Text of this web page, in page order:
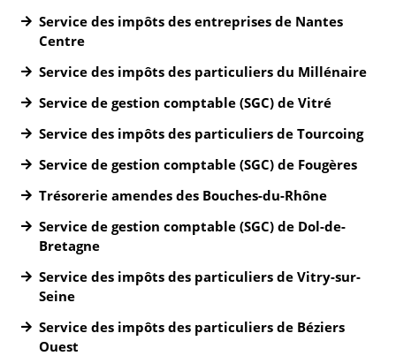
Service des impôts des entreprises de Nantes
Centre
Service des impôts des particuliers du Millénaire
Service de gestion comptable (SGC) de Vitré
Service des impôts des particuliers de Tourcoing
Service de gestion comptable (SGC) de Fougères
Trésorerie amendes des Bouches-du-Rhône
Service de gestion comptable (SGC) de Dol-de-
Bretagne
Service des impôts des particuliers de Vitry-sur-
Seine
Service des impôts des particuliers de Béziers
Ouest